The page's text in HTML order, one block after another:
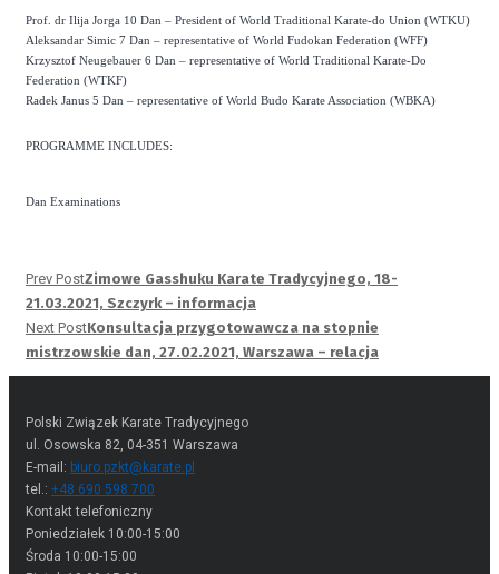
Prof. dr Ilija Jorga 10 Dan – President of World Traditional Karate-do Union (WTKU)
Aleksandar Simic 7 Dan – representative of World Fudokan Federation (WFF)
Krzysztof Neugebauer 6 Dan – representative of World Traditional Karate-Do
Federation (WTKF)
Radek Janus 5 Dan – representative of World Budo Karate Association (WBKA)
PROGRAMME INCLUDES:
Dan Examinations
Prev PostZimowe Gasshuku Karate Tradycyjnego, 18-
21.03.2021, Szczyrk – informacja
Next PostKonsultacja przygotowawcza na stopnie
mistrzowskie dan, 27.02.2021, Warszawa – relacja
Polski Związek Karate Tradycyjnego
ul. Osowska 82, 04-351 Warszawa
E-mail: biuro.pzkt@karate.pl
tel.: +48 690 598 700
Kontakt telefoniczny
Poniedziałek 10:00-15:00
Środa 10:00-15:00